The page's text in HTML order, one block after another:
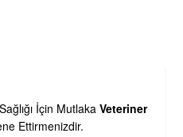
İçin Mutlaka Veteriner
Ettirmenizdir.